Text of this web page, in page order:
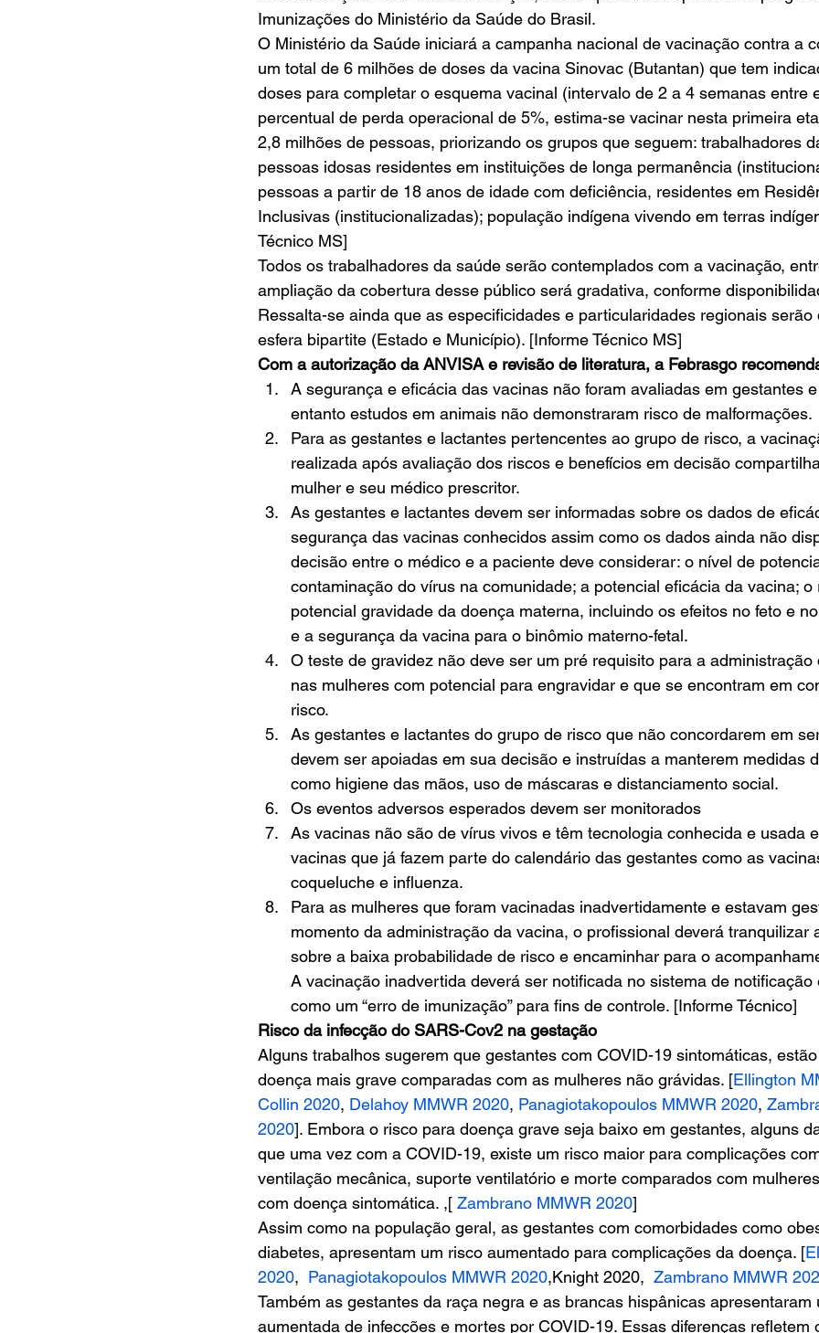
Imunizações do Ministério da Saúde do Brasil.
O Ministério da Saúde iniciará a campanha nacional de vacinação contra a
um total de 6 milhões de doses da vacina Sinovac (Butantan) que tem
doses para completar o esquema vacinal (intervalo de 2 a 4 semanas entre
percentual de perda operacional de 5%, estima-se vacinar nesta primeira
2,8 milhões de pessoas, priorizando os grupos que seguem: trabalhadores
pessoas idosas residentes em instituições de longa permanência
pessoas a partir de 18 anos de idade com deficiência, residentes em
Inclusivas (institucionalizadas); população indígena vivendo em terras
Técnico MS]
Todos os trabalhadores da saúde serão contemplados com a vacinação,
ampliação da cobertura desse público será gradativa, conforme
Ressalta-se ainda que as especificidades e particularidades regionais serão
esfera bipartite (Estado e Município). [Informe Técnico MS]
Com a autorização da ANVISA e revisão de literatura, a Febrasgo
A segurança e eficácia das vacinas não foram avaliadas em gestantes
entanto estudos em animais não demonstraram risco de malformações.
Para as gestantes e lactantes pertencentes ao grupo de risco, a
realizada após avaliação dos riscos e benefícios em decisão
mulher e seu médico prescritor.
As gestantes e lactantes devem ser informadas sobre os dados de
segurança das vacinas conhecidos assim como os dados ainda não
decisão entre o médico e a paciente deve considerar: o nível de
contaminação do vírus na comunidade; a potencial eficácia da vacina; o
potencial gravidade da doença materna, incluindo os efeitos no feto e
e a segurança da vacina para o binômio materno-fetal.
O teste de gravidez não deve ser um pré requisito para a administração
nas mulheres com potencial para engravidar e que se encontram em
risco.
As gestantes e lactantes do grupo de risco que não concordarem em
devem ser apoiadas em sua decisão e instruídas a manterem medidas
como higiene das mãos, uso de máscaras e distanciamento social.
Os eventos adversos esperados devem ser monitorados
As vacinas não são de vírus vivos e têm tecnologia conhecida e usada
vacinas que já fazem parte do calendário das gestantes como as
coqueluche e influenza.
Para as mulheres que foram vacinadas inadvertidamente e estavam
momento da administração da vacina, o profissional deverá tranquilizar
sobre a baixa probabilidade de risco e encaminhar para o
A vacinação inadvertida deverá ser notificada no sistema de notificação
como um “erro de imunização” para fins de controle. [Informe Técnico]
Risco da infecção do SARS-Cov2 na gestação
Alguns trabalhos sugerem que gestantes com COVID-19 sintomáticas,
doença mais grave comparadas com as mulheres não grávidas. [Ellington
Collin 2020, Delahoy MMWR 2020, Panagiotakopoulos MMWR 2020,
2020]. Embora o risco para doença grave seja baixo em gestantes, alguns
que uma vez com a COVID-19, existe um risco maior para complicações
ventilação mecânica, suporte ventilatório e morte comparados com
com doença sintomática. ,[ Zambrano MMWR 2020]
Assim como na população geral, as gestantes com comorbidades como
diabetes, apresentam um risco aumentado para complicações da doença. [
2020, Panagiotakopoulos MMWR 2020,Knight 2020, Zambrano MMWR
Também as gestantes da raça negra e as brancas hispânicas apresentaram
aumentada de infecções e mortes por COVID-19. Essas diferenças refletem